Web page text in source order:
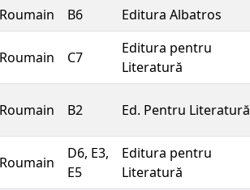
Roumain B6 Editura Albatros
Roumain C7
Editura pentru
Literatură
Roumain B2 Ed. Pentru Literatură
Roumain
D6, E3,
E5
Editura pentru
Literatură